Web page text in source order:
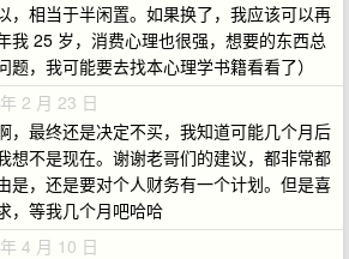
，相当于半闲置。如果换了，我应该可以再
我 25 岁，消费心理也很强，想要的东西总
，我可能要去找本心理学书籍看看了）
2 月 23 日
，最终还是决定不买，我知道可能几个月后
想不是现在。谢谢老哥们的建议，都非常都
是，还是要对个人财务有一个计划。但是喜
，等我几个月吧哈哈
4 月 10 日